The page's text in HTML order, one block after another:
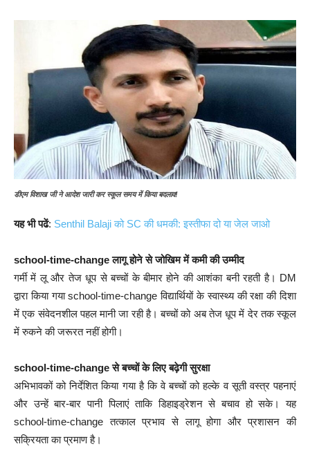
डीएम विशाख जी ने आदेश जारी कर स्कूल समय में किया बदलाव!
यह भी पढें: Senthil Balaji को SC की धमकी: इस्तीफा दो या जेल जाओ
school-time-change लागू होने से जोखिम में कमी की उम्मीद
गर्मी में लू और तेज धूप से बच्चों के बीमार होने की आशंका बनी रहती है। DM
द्वारा किया गया school-time-change विद्यार्थियों के स्वास्थ्य की रक्षा की दिशा
में एक संवेदनशील पहल मानी जा रही है। बच्चों को अब तेज धूप में देर तक स्कूल
में रुकने की जरूरत नहीं होगी।
school-time-change से बच्चों के लिए बढ़ेगी सुरक्षा
अभिभावकों को निर्देशित किया गया है कि वे बच्चों को हल्के व सूती वस्त्र पहनाएं
और उन्हें बार-बार पानी पिलाएं ताकि डिहाइड्रेशन से बचाव हो सके। यह
school-time-change तत्काल प्रभाव से लागू होगा और प्रशासन की
सक्रियता का प्रमाण है।